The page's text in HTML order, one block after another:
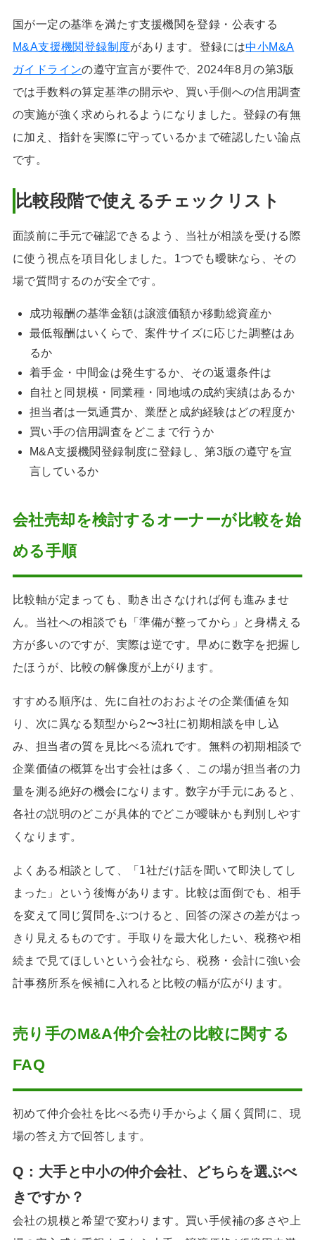
国が一定の基準を満たす支援機関を登録・公表する
M&A支援機関登録制度があります。登録には中小M&A
ガイドラインの遵守宣言が要件で、2024年8月の第3版
では手数料の算定基準の開示や、買い手側への信用調査
の実施が強く求められるようになりました。登録の有無
に加え、指針を実際に守っているかまで確認したい論点
です。
比較段階で使えるチェックリスト
面談前に手元で確認できるよう、当社が相談を受ける際
に使う視点を項目化しました。1つでも曖昧なら、その
場で質問するのが安全です。
成功報酬の基準金額は譲渡価額か移動総資産か
最低報酬はいくらで、案件サイズに応じた調整はあ
るか
着手金・中間金は発生するか、その返還条件は
自社と同規模・同業種・同地域の成約実績はあるか
担当者は一気通貫か、業歴と成約経験はどの程度か
買い手の信用調査をどこまで行うか
M&A支援機関登録制度に登録し、第3版の遵守を宣
言しているか
会社売却を検討するオーナーが比較を始
める手順
比較軸が定まっても、動き出さなければ何も進みませ
ん。当社への相談でも「準備が整ってから」と身構える
方が多いのですが、実際は逆です。早めに数字を把握し
たほうが、比較の解像度が上がります。
すすめる順序は、先に自社のおおよその企業価値を知
り、次に異なる類型から2〜3社に初期相談を申し込
み、担当者の質を見比べる流れです。無料の初期相談で
企業価値の概算を出す会社は多く、この場が担当者の力
量を測る絶好の機会になります。数字が手元にあると、
各社の説明のどこが具体的でどこが曖昧かも判別しやす
くなります。
よくある相談として、「1社だけ話を聞いて即決してし
まった」という後悔があります。比較は面倒でも、相手
を変えて同じ質問をぶつけると、回答の深さの差がはっ
きり見えるものです。手取りを最大化したい、税務や相
続まで見てほしいという会社なら、税務・会計に強い会
計事務所系を候補に入れると比較の幅が広がります。
売り手のM&A仲介会社の比較に関する
FAQ
初めて仲介会社を比べる売り手からよく届く質問に、現
場の答え方で回答します。
Q：大手と中小の仲介会社、どちらを選ぶべ
きですか？
会社の規模と希望で変わります。買い手候補の多さや上